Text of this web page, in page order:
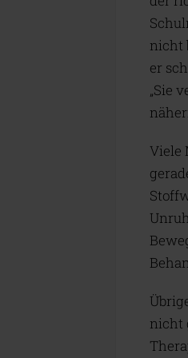
nicht
er
„Sie
Viele
nicht